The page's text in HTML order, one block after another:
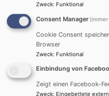
Aktuelles
Zweck: Funktional
Consent Manager
Cookie Consent
Browser
Zweck: Funktional
Einbindung von
Zeigt einen Facebook-
Zweck: Eingebettete